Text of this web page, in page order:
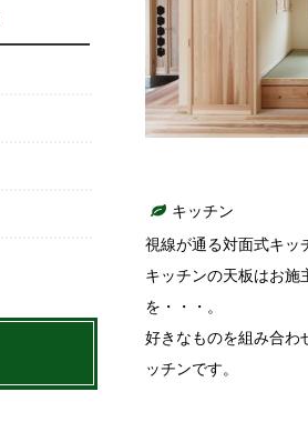
キッチン
視線が通る対面式キッ
キッチンの天板はお施
を・・・。
好きなものを組み合わ
ッチンです。